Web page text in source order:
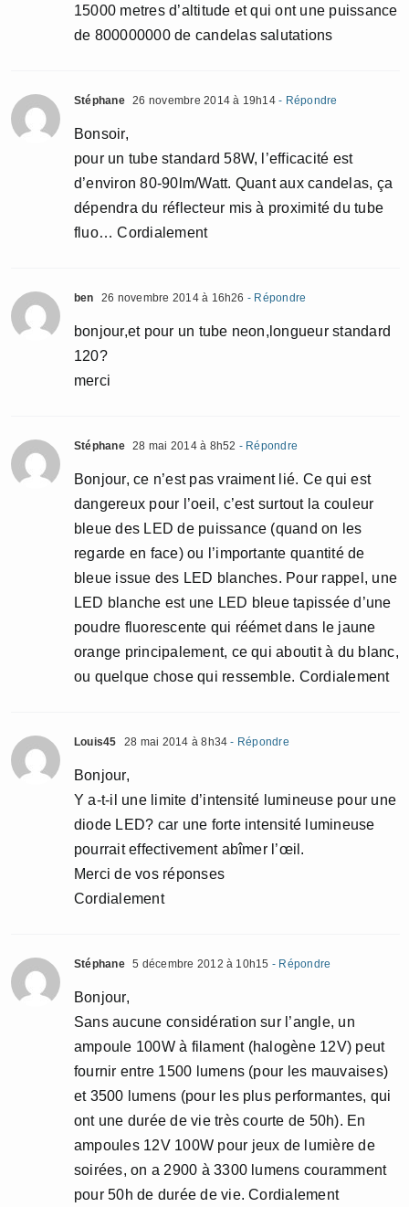
15000 metres d’altitude et qui ont une puissance
de 800000000 de candelas salutations
Stéphane 26 novembre 2014 à 19h14- Répondre
Bonsoir,
pour un tube standard 58W, l’efficacité est
d’environ 80-90lm/Watt. Quant aux candelas, ça
dépendra du réflecteur mis à proximité du tube
fluo… Cordialement
ben 26 novembre 2014 à 16h26 - Répondre
bonjour,et pour un tube neon,longueur standard
120?
merci
Stéphane 28 mai 2014 à 8h52 - Répondre
Bonjour, ce n’est pas vraiment lié. Ce qui est
dangereux pour l’oeil, c’est surtout la couleur
bleue des LED de puissance (quand on les
regarde en face) ou l’importante quantité de
bleue issue des LED blanches. Pour rappel, une
LED blanche est une LED bleue tapissée d’une
poudre fluorescente qui réémet dans le jaune
orange principalement, ce qui aboutit à du blanc,
ou quelque chose qui ressemble. Cordialement
Louis45 28 mai 2014 à 8h34 - Répondre
Bonjour,
Y a-t-il une limite d’intensité lumineuse pour une
diode LED? car une forte intensité lumineuse
pourrait effectivement abîmer l’œil.
Merci de vos réponses
Cordialement
Stéphane 5 décembre 2012 à 10h15 - Répondre
Bonjour,
Sans aucune considération sur l’angle, un
ampoule 100W à filament (halogène 12V) peut
fournir entre 1500 lumens (pour les mauvaises)
et 3500 lumens (pour les plus performantes, qui
ont une durée de vie très courte de 50h). En
ampoules 12V 100W pour jeux de lumière de
soirées, on a 2900 à 3300 lumens couramment
pour 50h de durée de vie. Cordialement